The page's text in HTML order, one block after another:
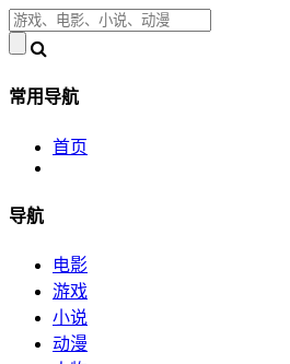
常用导航
首页
导航
电影
游戏
小说
动漫